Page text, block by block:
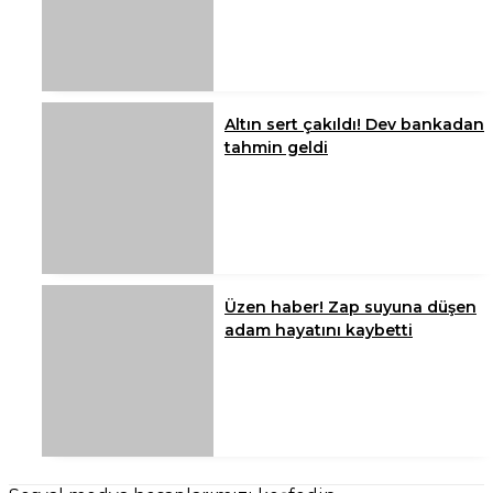
Altın sert çakıldı! Dev bankadan
tahmin geldi
Üzen haber! Zap suyuna düşen
adam hayatını kaybetti